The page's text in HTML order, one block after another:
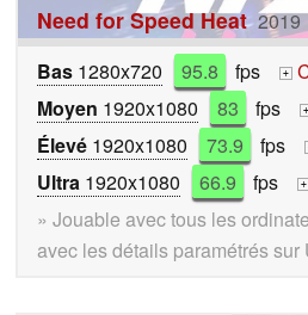
Need for Speed Heat 2019
Bas 1280x720 95.8 fps +
Moyen 1920x1080 83 fps +
Élevé 1920x1080 73.9 fps
Ultra 1920x1080 66.9 fps +
» Jouable avec tous les
avec les détails paramétrés sur